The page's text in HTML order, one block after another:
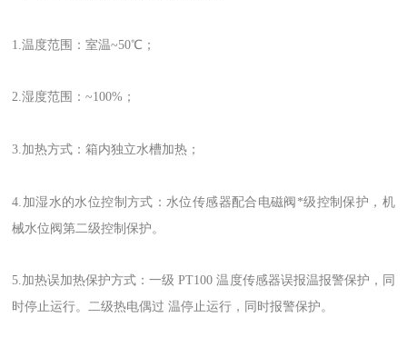
1.温度范围：室温~50℃；
2.湿度范围：~100%；
3.加热方式：箱内独立水槽加热；
4.加湿水的水位控制方式：水位传感器配合电磁阀*级控制保护，机
械水位阀第二级控制保护。
5.加热误加热保护方式：一级 PT100 温度传感器误报温报警保护，同
时停止运行。二级热电偶过 温停止运行，同时报警保护。